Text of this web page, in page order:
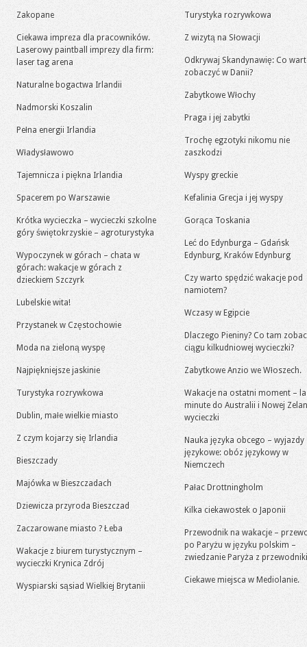
Zakopane
Ciekawa impreza dla pracowników.
Laserowy paintball imprezy dla firm:
laser tag arena
Naturalne bogactwa Irlandii
Nadmorski Koszalin
Pełna energii Irlandia
Władysławowo
Tajemnicza i piękna Irlandia
Spacerem po Warszawie
Krótka wycieczka – wycieczki szkolne
góry świętokrzyskie – agroturystyka
Wypoczynek w górach – chata w
górach: wakacje w górach z
dzieckiem Szczyrk
Lubelskie wita!
Przystanek w Częstochowie
Moda na zieloną wyspę
Najpiękniejsze jaskinie
Turystyka rozrywkowa
Dublin, małe wielkie miasto
Z czym kojarzy się Irlandia
Bieszczady
Majówka w Bieszczadach
Dziewicza przyroda Bieszczad
Zaczarowane miasto ? Łeba
Wakacje z biurem turystycznym –
wycieczki Krynica Zdrój
Wyspiarski sąsiad Wielkiej Brytanii
Turystyka rozrywkowa
Z wizytą na Słowacji
Odkrywaj Skandynawię: Co
zobaczyć w Danii?
Zabytkowe Włochy
Praga i jej zabytki
Trochę egzotyki nikomu nie
zaszkodzi
Wyspy greckie
Kefalinia Grecja i jej wyspy
Gorąca Toskania
Leć do Edynburga – Gdańsk
Edynburg, Kraków Edynburg
Czy warto spędzić wakacje pod
namiotem?
Wczasy w Egipcie
Dlaczego Pieniny? Co tam
ciągu kilkudniowej wycieczki?
Zabytkowe Anzio we Włoszech.
Wakacje na ostatni moment –
minute do Australii i Nowej
wycieczki
Nauka języka obcego – wyjazdy
językowe: obóz językowy w
Niemczech
Pałac Drottningholm
Kilka ciekawostek o Japonii
Przewodnik na wakacje –
po Paryżu w języku polskim –
zwiedzanie Paryża z
Ciekawe miejsca w Mediolanie.